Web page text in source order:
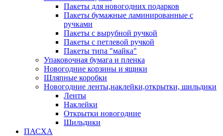
Пакеты для новогодних подарков
Пакеты бумажные ламинированные с
ручками
Пакеты с вырубной ручкой
Пакеты с петлевой ручкой
Пакеты типа "майка"
Упаковочная бумага и пленка
Новогодние корзины и ящики
Шляпные коробки
Новогодние ленты,наклейки,открытки, шильдики
Ленты
Наклейки
Открытки новогодние
Шильдики
ПАСХА